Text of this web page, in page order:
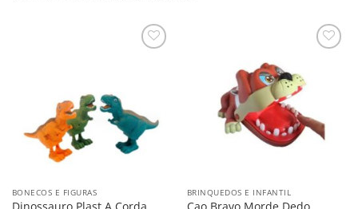
BONECOS E FIGURAS BRINQUEDOS E INFANTIL